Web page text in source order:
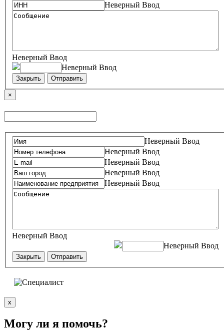
Неверный Ввод
Неверный Ввод
Неверный Ввод
Закрыть Отправить
×
Неверный Ввод
Неверный Ввод
Неверный Ввод
Неверный Ввод
Неверный Ввод
Неверный Ввод
Неверный Ввод
Закрыть Отправить
x
Могу ли я помочь?